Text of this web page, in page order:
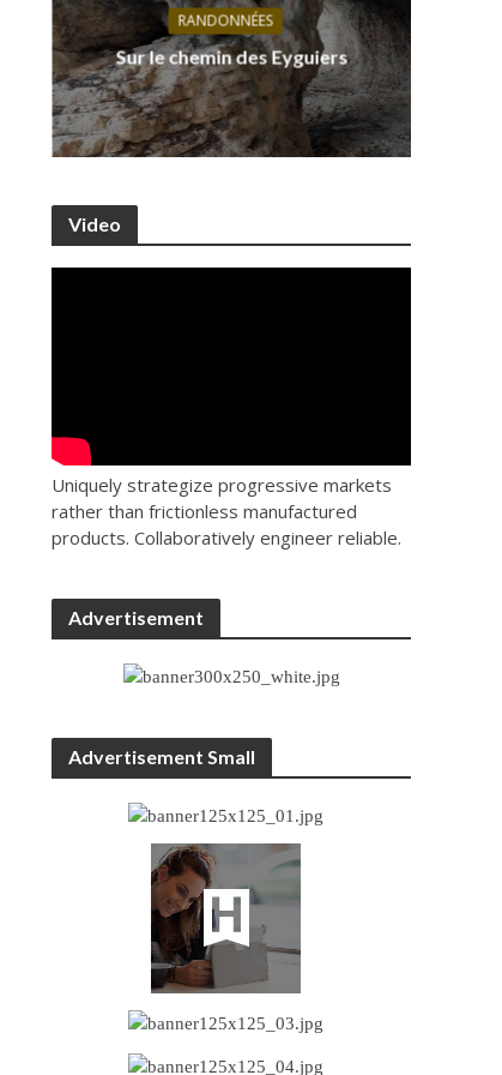
RANDONNÉES
Sur le chemin des Eyguiers
Video
Uniquely strategize progressive markets
rather than frictionless manufactured
products. Collaboratively engineer reliable.
Advertisement
Advertisement Small